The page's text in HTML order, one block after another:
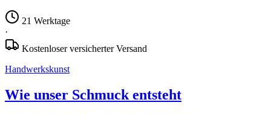
21 Werktage
·
Kostenloser versicherter Versand
Handwerkskunst
Wie unser Schmuck entsteht